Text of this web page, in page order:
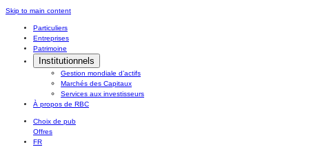
Skip
content
Skip to main content
Particuliers
Entreprises
Patrimoine
Institutionnels
Gestion mondiale d’actifs
Marchés des Capitaux
Services aux investisseurs
À propos de RBC
Choix de pub
Offres
FR